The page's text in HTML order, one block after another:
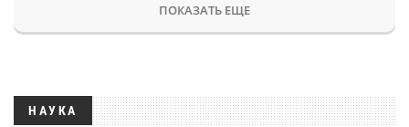
ПОКАЗАТЬ ЕЩЕ
НАУКА